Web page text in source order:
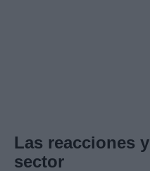
Las reacciones
sector